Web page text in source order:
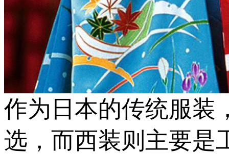
作为日本的传统服装
选，而西装则主要是